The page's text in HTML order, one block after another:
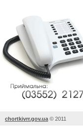
chortkivrr.gov.ua © 2011